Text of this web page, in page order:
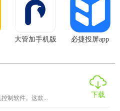
音，提升聆听体验。
能，操作更加便捷。
制音乐播放、暂停、切换歌曲
大管加手机版 必捷投屏app
制软件。这款...
下载